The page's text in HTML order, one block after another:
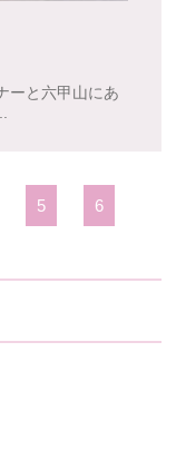
ーと六甲山にあ
5
6